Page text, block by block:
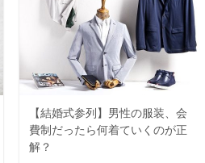
【結婚式参列】男性の服装、会
費制だったら何着ていくのが正
解？